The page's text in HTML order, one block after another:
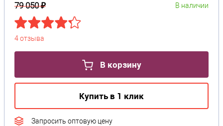
79 050 ₽ В наличии
4 отзыва
В корзину
Купить в 1 клик
Запросить оптовую цену